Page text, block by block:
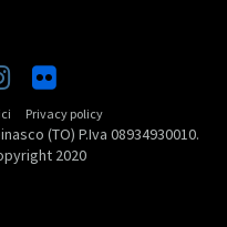
Privacy policy
(TO) P.Iva 08934930010.
2020